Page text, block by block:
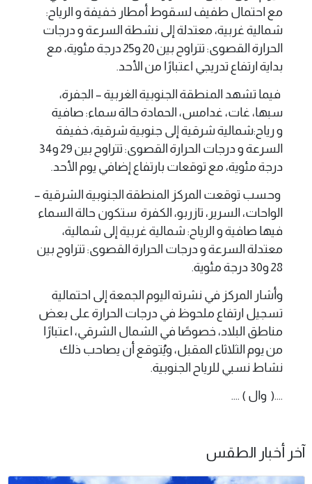
مع احتمال طفيف لسقوط أمطار خفيفة و الرياح:
شمالية غربية، معتدلة إلى نشطة السرعة و درجات
الحرارة القصوى: تتراوح بين 20 و25 درجة مئوية، مع
بداية ارتفاع تدريجي اعتبارًا من الأحد.
فيما تشهد المنطقة الجنوبية الغربية – الجفرة،
سبها، غات، غدامس، الحمادة حالة سماء: صافية
و رياح:شمالية شرقية إلى جنوبية شرقية، خفيفة
السرعة و درجات الحرارة القصوى: تتراوح بين 29 و34
درجة مئوية، مع توقعات بارتفاع إضافي يوم الأحد.
وحسب توقعت المركز المنطقة الجنوبية الشرقية –
الواحات، السرير، تازربو، الكفرة ستكون حالة السماء
فيها صافية و الرياح: شمالية غربية إلى شمالية،
معتدلة السرعة و درجات الحرارة القصوى: تتراوح بين
28 و30 درجة مئوية.
وأشار المركز في نشرته اليوم الجمعة إلى احتمالية
تسجيل ارتفاع ملحوظ في درجات الحرارة على بعض
مناطق البلاد، خصوصًا في الشمال الشرقي، اعتبارًا
من يوم الثلاثاء المقبل، ويُتوقع أن يصاحب ذلك
نشاط نسبي للرياح الجنوبية.
....( وال ) ....
آخر أخبار الطقس